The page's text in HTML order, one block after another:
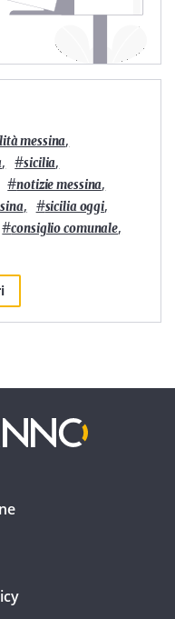
messina,
, #sicilia,
#notizie messina,
, #sicilia oggi,
#consiglio comunale,